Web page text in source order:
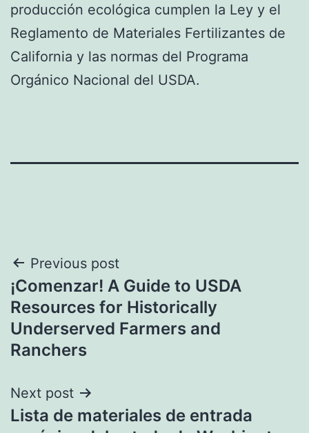
producción ecológica cumplen la Ley y el
Reglamento de Materiales Fertilizantes de
California y las normas del Programa
Orgánico Nacional del USDA.
Navegación
de
entradas
Previous post
¡Comenzar! A Guide to USDA
Resources for Historically
Underserved Farmers and
Ranchers
Next post
Lista de materiales de entrada